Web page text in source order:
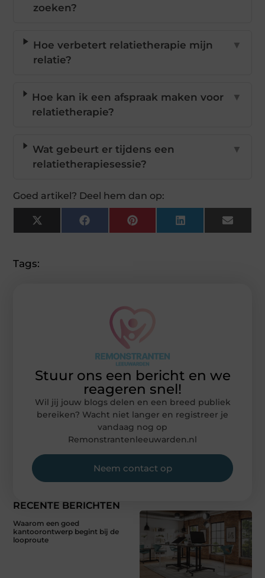
zoeken?
Hoe verbetert relatietherapie mijn
relatie?
▼
Hoe kan ik een afspraak maken voor
relatietherapie?
▼
Wat gebeurt er tijdens een
relatietherapiesessie?
▼
Goed artikel? Deel hem dan op:
X
(Twitter)
FacebookPinterestLinkedInEmail
Tags:
RECENTE BERICHTEN
Waarom een goed
kantoorontwerp begint bij de
looproute
Stuur ons een bericht en we
reageren snel!
Wil jij jouw blogs delen en een breed publiek
bereiken? Wacht niet langer en registreer je
vandaag nog op
Remonstrantenleeuwarden.nl
Neem contact op